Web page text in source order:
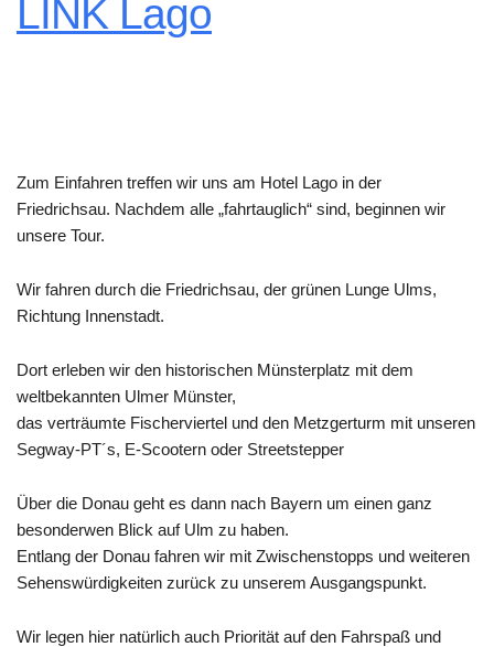
LINK Lago
Zum Einfahren treffen wir uns am Hotel Lago in der
Friedrichsau. Nachdem alle „fahrtauglich“ sind, beginnen wir
unsere Tour.
Wir fahren durch die Friedrichsau, der grünen Lunge Ulms,
Richtung Innenstadt.
Dort erleben wir den historischen Münsterplatz mit dem
weltbekannten Ulmer Münster,
das verträumte Fischerviertel und den Metzgerturm mit unseren
Segway-PT´s, E-Scootern oder Streetstepper
Über die Donau geht es dann nach Bayern um einen ganz
besonderwen Blick auf Ulm zu haben.
Entlang der Donau fahren wir mit Zwischenstopps und weiteren
Sehenswürdigkeiten zurück zu unserem Ausgangspunkt.
Wir legen hier natürlich auch Priorität auf den Fahrspaß und